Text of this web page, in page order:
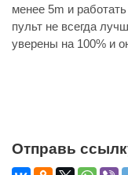
менее 5m и
пульт не всегда
уверены на 100% и
Отправь